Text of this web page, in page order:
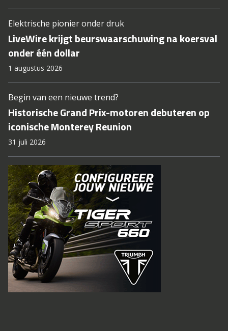
Elektrische pionier onder druk
LiveWire krijgt beurswaarschuwing na koersval
onder één dollar
1 augustus 2026
Begin van een nieuwe trend?
Historische Grand Prix-motoren debuteren op
iconische Monterey Reunion
31 juli 2026